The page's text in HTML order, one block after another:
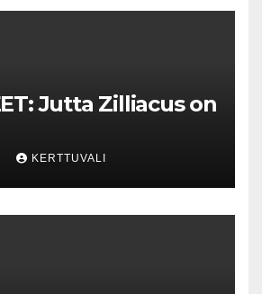
Jutta Zilliacus on
KERTTUVALI